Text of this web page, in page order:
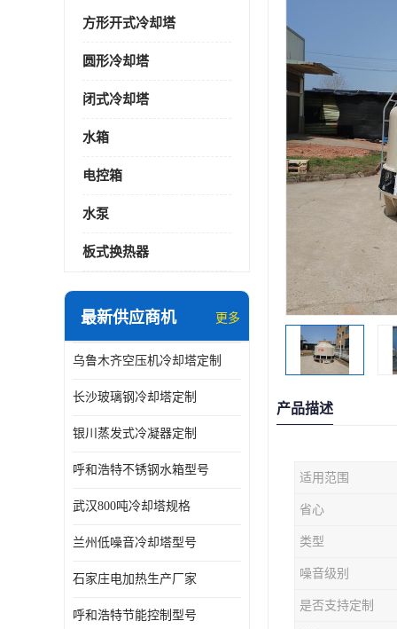
方形开式冷却塔
圆形冷却塔
闭式冷却塔
水箱
电控箱
水泵
板式换热器
最新供应商机 更多
乌鲁木齐空压机冷却塔定制
长沙玻璃钢冷却塔定制
银川蒸发式冷凝器定制
呼和浩特不锈钢水箱型号
武汉800吨冷却塔规格
兰州低噪音冷却塔型号
石家庄电加热生产厂家
呼和浩特节能控制型号
产品描述
适用范围
省心
类型
噪音级别
是否支持定制